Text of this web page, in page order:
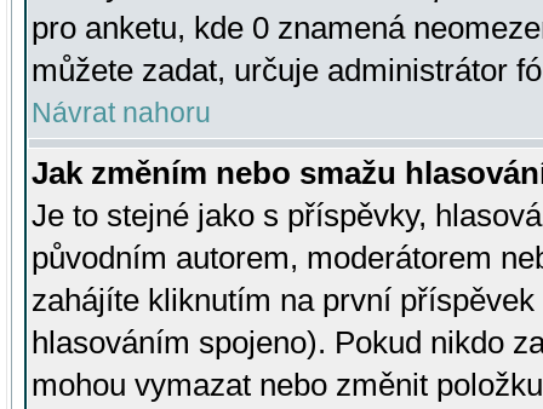
pro anketu, kde 0 znamená
můžete zadat, určuje administrátor
Návrat nahoru
Jak změním nebo smažu
Je to stejné jako s příspěvky,
původním autorem, moderátorem
zahájíte kliknutím na první
hlasováním spojeno). Pokud nikdo
mohou vymazat nebo změnit